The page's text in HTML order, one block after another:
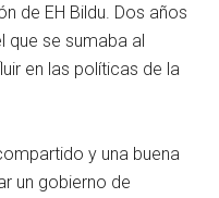
de EH Bildu. Dos años
que se sumaba al
en las políticas de la
y una buena
un gobierno de